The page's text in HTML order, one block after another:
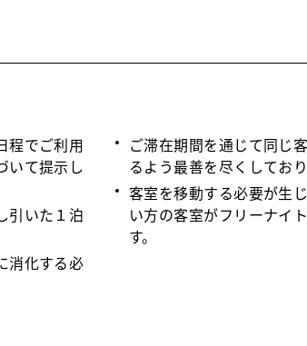
程でご利用
いて提示し
引いた１泊
消化する必
ご滞在期間を通じて同じ
るよう最善を尽くしており
客室を移動する必要が生
い方の客室がフリーナイ
す。